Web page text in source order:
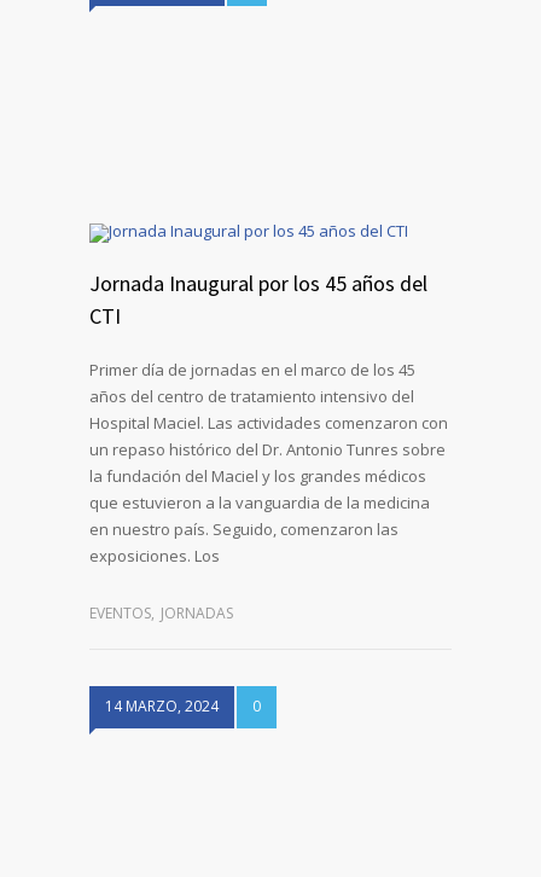
Jornada Inaugural por los 45 años del
CTI
Primer día de jornadas en el marco de los 45
años del centro de tratamiento intensivo del
Hospital Maciel. Las actividades comenzaron con
un repaso histórico del Dr. Antonio Tunres sobre
la fundación del Maciel y los grandes médicos
que estuvieron a la vanguardia de la medicina
en nuestro país. Seguido, comenzaron las
exposiciones. Los
EVENTOS, JORNADAS
14 MARZO, 2024 0